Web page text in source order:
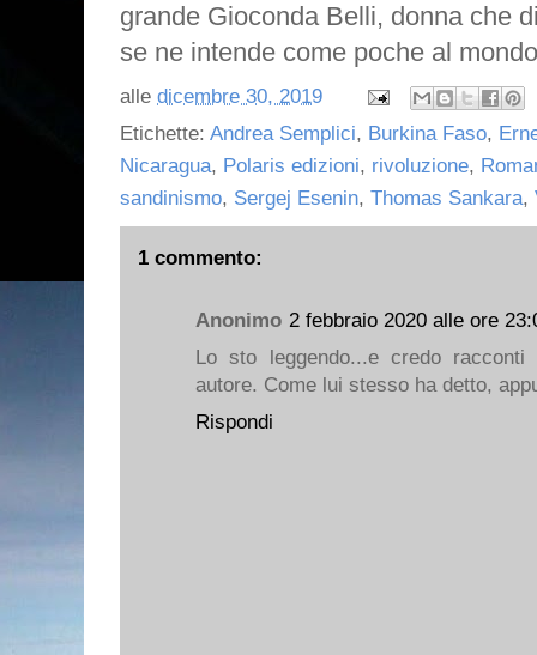
grande Gioconda Belli, donna che
se ne intende come poche al
alle dicembre 30, 2019
Etichette: Andrea Semplici, Burkina Faso,
Nicaragua, Polaris edizioni, rivoluzione,
sandinismo, Sergej Esenin, Thomas Sankara,
1 commento:
Anonimo 2 febbraio 2020 alle ore
Lo sto leggendo...e credo
autore. Come lui stesso ha detto,
Rispondi